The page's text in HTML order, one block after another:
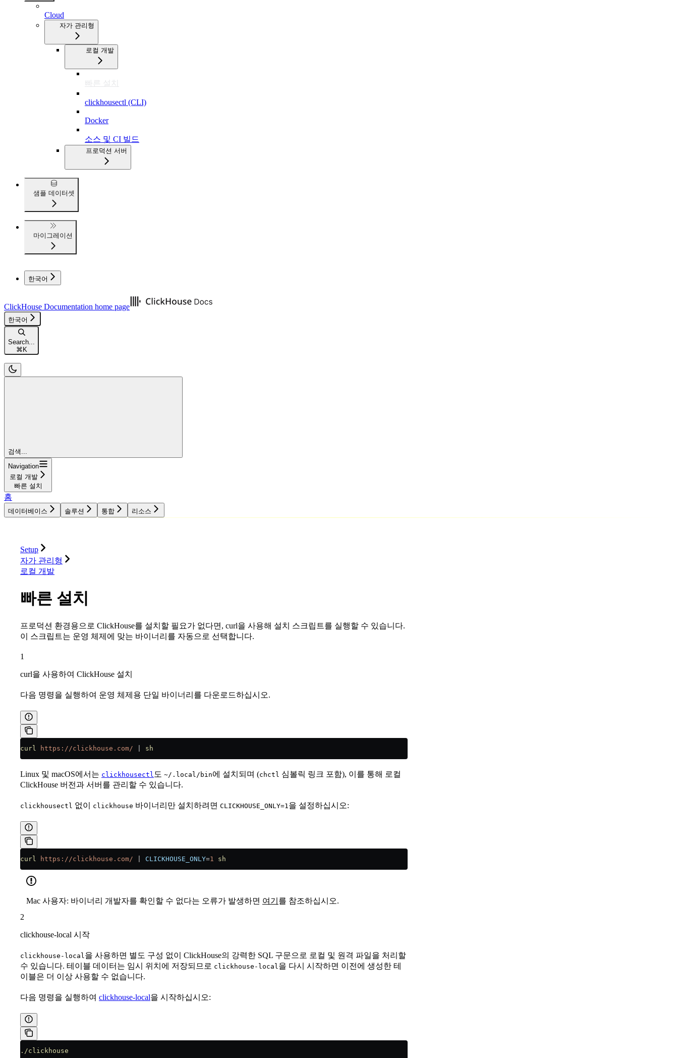
Cloud
자가 관리형
로컬 개발
빠른 설치
clickhousectl (CLI)
Docker
소스 및 CI 빌드
프로덕션 서버
샘플 데이터셋
마이그레이션
한국어
ClickHouse Documentation home page
한국어
Search...
⌘ K
검색...
Navigation
로컬 개발
빠른 설치
홈
데이터베이스 솔루션 통합 리소스
Setup
자가 관리형
로컬 개발
빠른 설치
프로덕션 환경용으로 ClickHouse를 설치할 필요가 없다면, curl을 사용해 설치 스크립트를 실행할 수 있습니다.
이 스크립트는 운영 체제에 맞는 바이너리를 자동으로 선택합니다.
1
curl을 사용하여 ClickHouse 설치
다음 명령을 실행하여 운영 체제용 단일 바이너리를 다운로드하십시오.
curl https://clickhouse.com/ sh
Linux 및 macOS에서는 clickhousectl 도 ~/.local/bin에 설치되며 (chctl 심볼릭 링크 포함), 이를 통해 로컬
ClickHouse 버전과 서버를 관리할 수 있습니다.
clickhousectl 없이 clickhouse 바이너리만 설치하려면 CLICKHOUSE_ONLY=1 을 설정하십시오:
curl https://clickhouse.com/ CLICKHOUSE_ONLY=1 sh
Mac 사용자: 바이너리 개발자를 확인할 수 없다는 오류가 발생하면 여기 를 참조하십시오.
2
clickhouse-local 시작
clickhouse-local 을 사용하면 별도 구성 없이 ClickHouse의 강력한 SQL 구문으로 로컬 및 원격 파일을 처리할
수 있습니다. 테이블 데이터는 임시 위치에 저장되므로 clickhouse-local 을 다시 시작하면 이전에 생성한 테
이블은 더 이상 사용할 수 없습니다.
다음 명령을 실행하여 clickhouse-local을 시작하십시오:
./clickhouse